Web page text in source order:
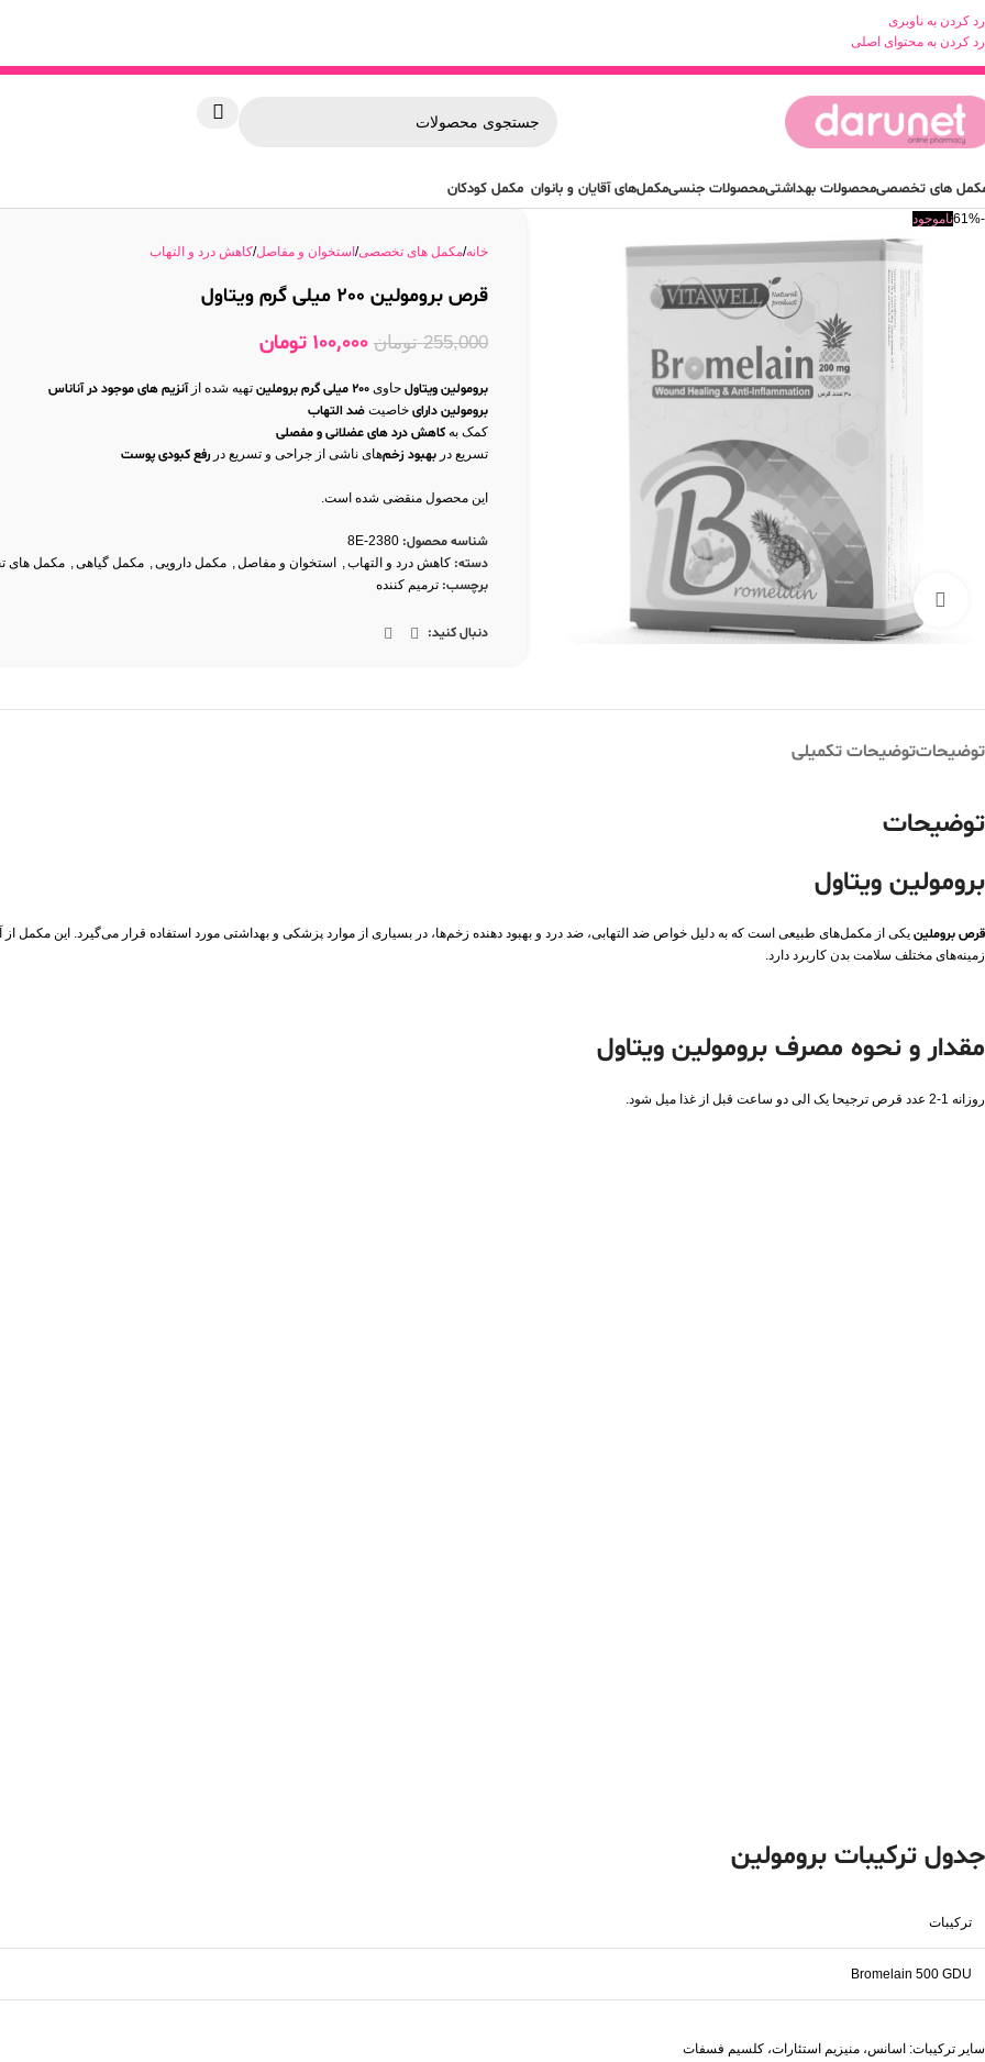
رد کردن به ناوبری
رد کردن به محتوای اصلی
های تخصصیمحصولات بهداشتیمحصولات جنسیمکمل‌های آقایان و بانوان مکمل کودکان
-61% ناموجود
بزرگنمایی تصویر
خانه مکمل های تخصصی استخوان و مفاصل کاهش درد و التهاب
قرص برومولین 200 میلی گرم ویتاول
255,000 تومان 100,000 تومان
برومولین ویتاول حاوی200 میلی گرم بروملین تهیه شده ازآنزیم های موجود در آناناس
برومولین دارای خاصیتضد التهاب
کمک بهکاهش درد های عضلانی و مفصلی
تسریع دربهبود زخم‌های ناشی از جراحی و تسریع دررفع کبودی پوست
این محصول منقضی شده است.
شناسه محصول:8E-2380
دسته: کاهش درد و التهاب, استخوان و مفاصل, مکمل دارویی, مکمل گیاهی, مکمل های
برچسب: ترمیم کننده
دنبال کنید:
توضیحاتتوضیحات تکمیلی
توضیحات
برومولین ویتاول
قرص بروملین یکی از مکمل‌های طبیعی است که به دلیل خواص ضد التهابی، ضد درد و بهبود دهنده زخم‌ها، در بسیاری از موارد پزشکی و بهداشتی مورد استفاده قرار می‌گیرد. این مکمل
زمینه‌های مختلف سلامت بدن کاربرد دارد.
مقدار و نحوه مصرف برومولین ویتاول
روزانه 1-2 عدد قرص ترجیحا یک الی دو ساعت قبل از غذا میل شود.
جدول ترکیبات برومولین
ترکیبات
Bromelain 500 GDU
سایر ترکیبات: اسانس، منیزیم استئارات، کلسیم فسفات